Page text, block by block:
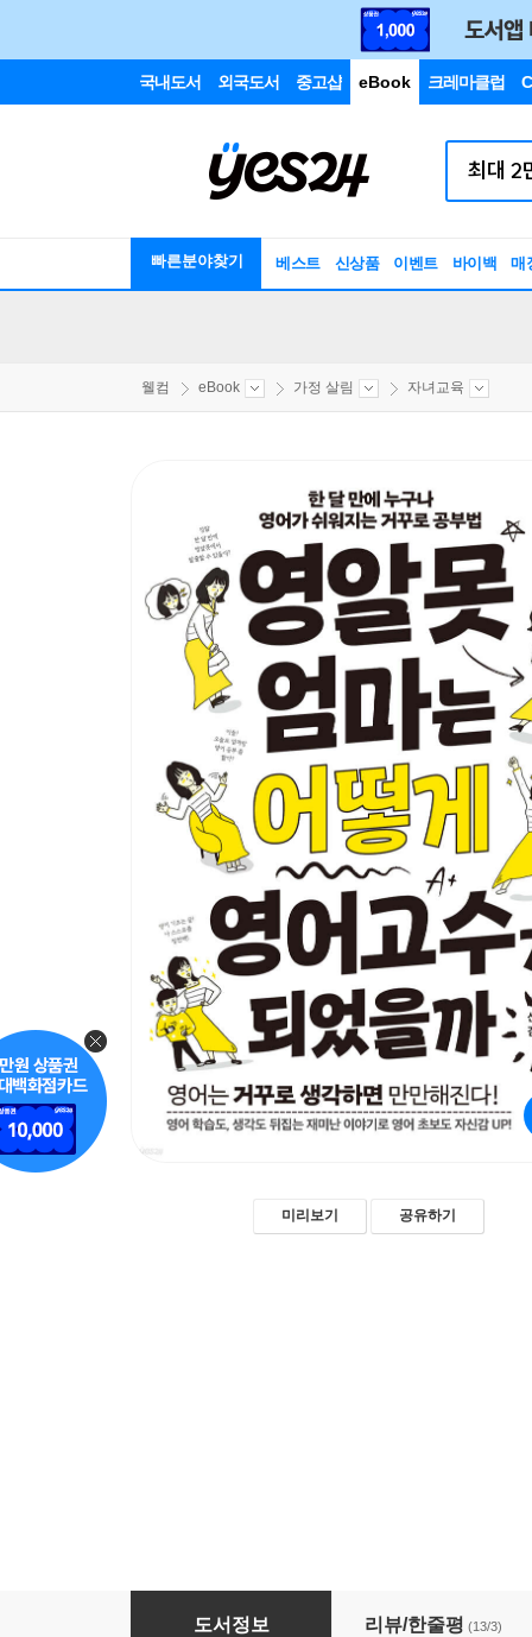
국내도서 외국도서 중고샵 eBook 크레마클럽
빠른분야찾기 베스트 신상품 이벤트 바이백 매
웰컴 eBook 가정 살림 자녀교육
미리보기 공유하기
영알못 엄마는 어떻게 영어고수가 되었을까
도서정보 리뷰/한줄평 (13/3)